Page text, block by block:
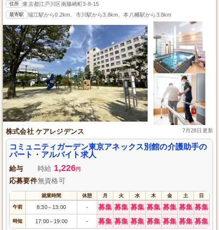
住所 東京都江戸川区南篠崎町3-8-15
最寄駅 瑞江駅から0.2km、市川駅から3.8km、本八幡駅から3.8km
株式会社 ケアレジデンス 7月28日更新
コミュニティガーデン東京アネックス別館の介護助手の
パート・アルバイト求人
給与 時給 1,226円
応募要件無資格可
就業時間 休憩 月 火 水 木 金 土 日
午前 8:30～ 13:00 - 募集 募集 募集 募集 募集 募集 募集
時短 17:00～ 19:00 - 募集 募集 募集 募集 募集 募集 募集